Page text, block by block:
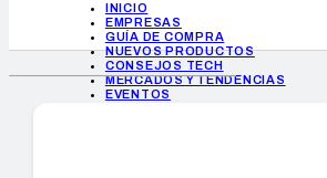
INICIO
EMPRESAS
GUÍA DE COMPRA
NUEVOS PRODUCTOS
CONSEJOS TECH
MERCADOS Y TENDENCIAS
EVENTOS